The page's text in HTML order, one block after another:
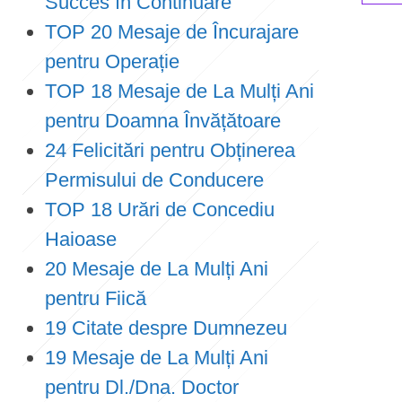
TOP 20 Mesaje de Încurajare
pentru Operație
TOP 18 Mesaje de La Mulți Ani
pentru Doamna Învățătoare
24 Felicitări pentru Obținerea
Permisului de Conducere
TOP 18 Urări de Concediu
Haioase
20 Mesaje de La Mulți Ani
pentru Fiică
19 Citate despre Dumnezeu
19 Mesaje de La Mulți Ani
pentru Dl./Dna. Doctor